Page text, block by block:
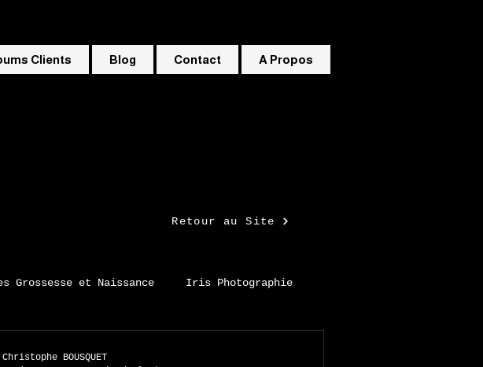
Clients Blog Contact A Propos
Retour au Site
Grossesse et Naissance Iris Photographie
Christophe BOUSQUET